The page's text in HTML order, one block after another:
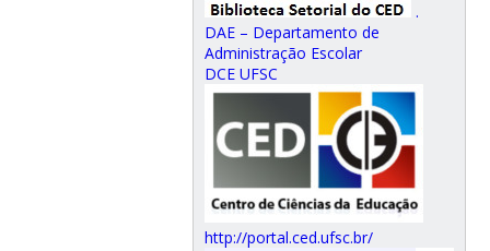
.
DAE – Departamento de
Administração Escolar
DCE UFSC
http://portal.ced.ufsc.br/